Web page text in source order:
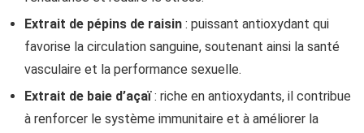
Extrait de pépins de raisin : puissant antioxydant qui
favorise la circulation sanguine, soutenant ainsi la santé
vasculaire et la performance sexuelle.
Extrait de baie d’açaï: riche en antioxydants, il contribue
à renforcer le système immunitaire et à améliorer la